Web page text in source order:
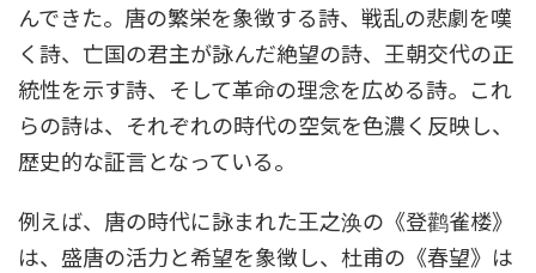
んできた。唐の繁栄を象徴する詩、戦乱の悲劇を嘆
く詩、亡国の君主が詠んだ絶望の詩、王朝交代の正
統性を示す詩、そして革命の理念を広める詩。これ
らの詩は、それぞれの時代の空気を色濃く反映し、
歴史的な証言となっている。
例えば、唐の時代に詠まれた王之涣の《登鹳雀楼》
は、盛唐の活力と希望を象徴し、杜甫の《春望》は